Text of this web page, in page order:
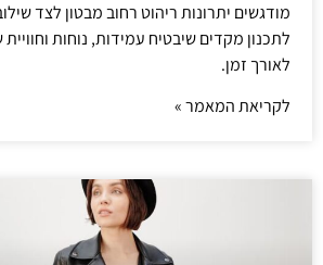
מודגשים יתרונות ריהוט רחוב מבטון לצד
לתכנון מקדים שיבטיח עמידות, נוחות
לאורך זמן.
לקריאת המאמר »